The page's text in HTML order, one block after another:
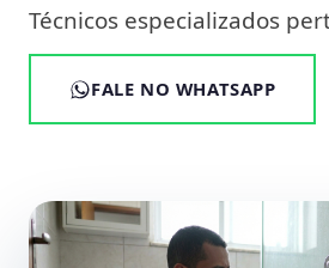
Técnicos especializados
FALE NO WHATSAPP